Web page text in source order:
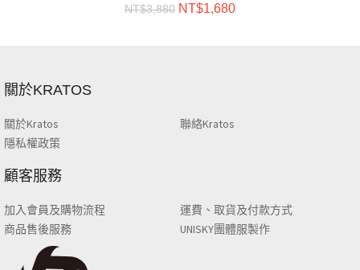
NT$3,880 NT$1,680
關於KRATOS
關於Kratos
聯絡Kratos
隱私權政策
顧客服務
加入會員及購物流程
運費、取貨及付款方式
商品售後服務
UNISKY團體服製作